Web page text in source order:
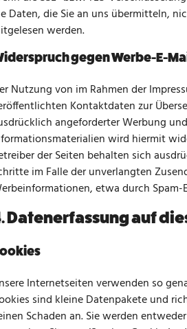
Daten, die Sie an uns übermitteln,
werden.
gegen Werbe-E-
Nutzung von im Rahmen der
Kontaktdaten zur
angeforderter Werbung und
wird hiermit
der Seiten behalten sich
im Falle der unverlangten
etwa durch Spam-
Datenerfassung auf
Internetseiten verwenden so
sind kleine Datenpakete und
Schaden an. Sie werden